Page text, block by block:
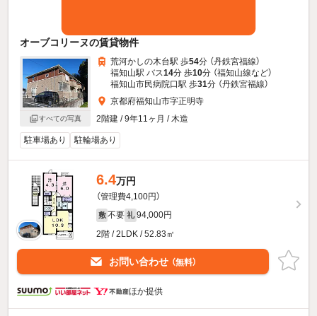
オーブコリーヌの賃貸物件
すべての写真
荒河かしの木台駅 歩54分 （丹鉄宮福線）
福知山駅 バス14分 歩10分 （福知山線など）
福知山市民病院口駅 歩31分 （丹鉄宮福線）
京都府福知山市字正明寺
2階建 / 9年11ヶ月 / 木造
駐車場あり 駐輪場あり
6.4万円
（管理費4,100円）
敷 不要 礼 94,000円
2階 / 2LDK / 52.83㎡
お問い合わせ （無料）
ほか提供